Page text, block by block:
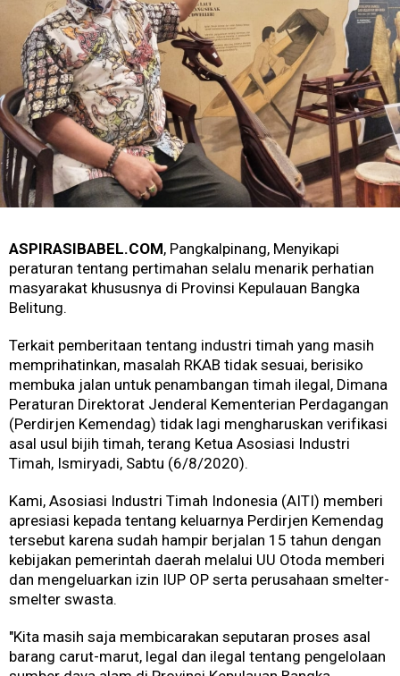
ASPIRASIBABEL.COM, Pangkalpinang, Menyikapi
peraturan tentang pertimahan selalu menarik perhatian
masyarakat khususnya di Provinsi Kepulauan Bangka
Belitung.
Terkait pemberitaan tentang industri timah yang masih
memprihatinkan, masalah RKAB tidak sesuai, berisiko
membuka jalan untuk penambangan timah ilegal, Dimana
Peraturan Direktorat Jenderal Kementerian Perdagangan
(Perdirjen Kemendag) tidak lagi mengharuskan verifikasi
asal usul bijih timah, terang Ketua Asosiasi Industri
Timah, Ismiryadi, Sabtu (6/8/2020).
Kami, Asosiasi Industri Timah Indonesia (AITI) memberi
apresiasi kepada tentang keluarnya Perdirjen Kemendag
tersebut karena sudah hampir berjalan 15 tahun dengan
kebijakan pemerintah daerah melalui UU Otoda memberi
dan mengeluarkan izin IUP OP serta perusahaan smelter-
smelter swasta.
"Kita masih saja membicarakan seputaran proses asal
barang carut-marut, legal dan ilegal tentang pengelolaan